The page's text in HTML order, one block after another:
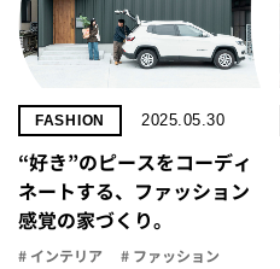
FASHION 2025.05.30
“好き”のピースをコーディ
ネートする、ファッション
感覚の家づくり。
# インテリア
# ファッション